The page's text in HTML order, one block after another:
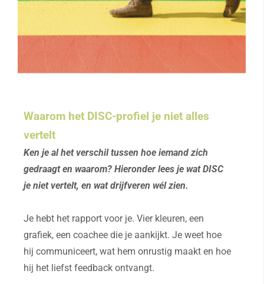
Waarom het DISC-profiel je niet alles
vertelt
Ken je al het verschil tussen hoe iemand zich
gedraagt en waarom? Hieronder lees je wat DISC
je niet vertelt, en wat drijfveren wél zien.
Je hebt het rapport voor je. Vier kleuren, een
grafiek, een coachee die je aankijkt. Je weet hoe
hij communiceert, wat hem onrustig maakt en hoe
hij het liefst feedback ontvangt.